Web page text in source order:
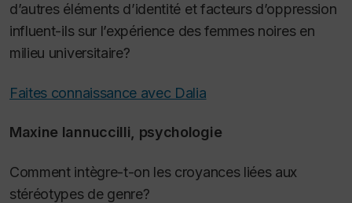
d’autres éléments d’identité et facteurs d’oppression
influent-ils sur l’expérience des femmes noires en
milieu universitaire?
Faites connaissance avec Dalia
Maxine Iannuccilli, psychologie
Comment intègre-t-on les croyances liées aux
stéréotypes de genre?